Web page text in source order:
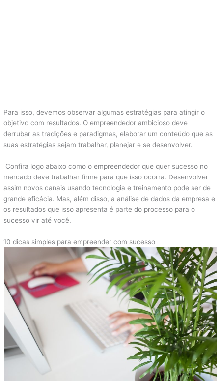
Para isso, devemos observar algumas estratégias para atingir o
objetivo com resultados. O empreendedor ambicioso deve
derrubar as tradições e paradigmas, elaborar um conteúdo que as
suas estratégias sejam trabalhar, planejar e se desenvolver.
Confira logo abaixo como o empreendedor que quer sucesso no
mercado deve trabalhar firme para que isso ocorra. Desenvolver
assim novos canais usando tecnologia e treinamento pode ser de
grande eficácia. Mas, além disso, a análise de dados da empresa e
os resultados que isso apresenta é parte do processo para o
sucesso vir até você.
10 dicas simples para empreender com sucesso